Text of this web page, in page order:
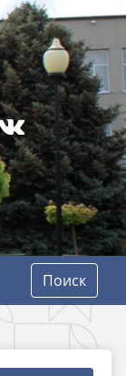
Поиск